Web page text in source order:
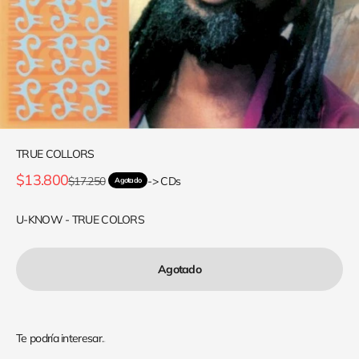
TRUE COLLORS
Precio de oferta
$13.800Precio normal
$17.250 Agotado -> CDs
U-KNOW - TRUE COLORS
Agotado